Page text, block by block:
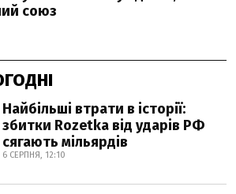
союз
Найбільші втрати в історії:
збитки Rozetka від ударів РФ
сягають мільярдів
6 СЕРПНЯ, 12:10